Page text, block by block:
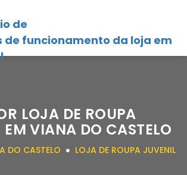
de
de funcionamento da loja em
LOJA DE ROUPA
EM VIANA DO CASTELO
DO CASTELO LOJA DE ROUPA JUVENIL